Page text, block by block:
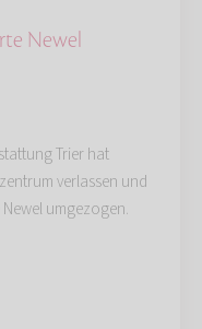
Newel
Trier hat
verlassen und
umgezogen.